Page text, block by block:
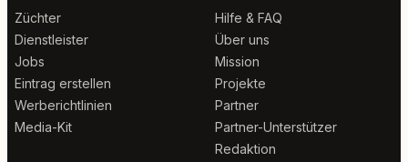
Züchter
Dienstleister
Jobs
Eintrag erstellen
Werberichtlinien
Media-Kit
Hilfe & FAQ
Über uns
Mission
Projekte
Partner
Partner-Unterstützer
Redaktion